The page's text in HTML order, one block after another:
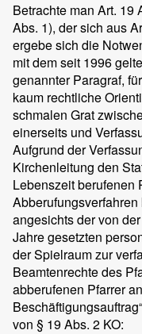
Betrachte man Art. 19
Abs. 1), der sich aus
ergebe sich die
mit dem seit 1996
genannter Paragraf,
kaum rechtliche
schmalen Grat
einerseits und
Aufgrund der
Kirchenleitung den
Lebenszeit berufenen
angesichts der von
Jahre gesetzten
der Spielraum zur
Beamtenrechte des
abberufenen Pfarrer
von § 19 Abs. 2 KO: